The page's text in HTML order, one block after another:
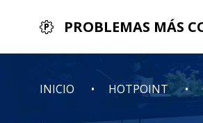
PROBLEMAS MÁS
INICIO HOTPOINT